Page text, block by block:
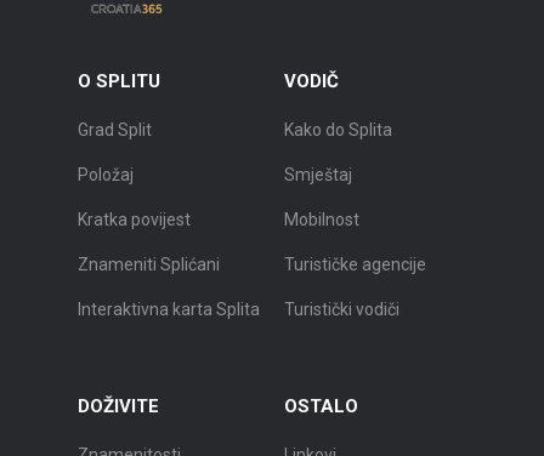
O SPLITU
Grad Split
Položaj
Kratka povijest
Znameniti Splićani
Interaktivna karta Splita
VODIČ
Kako do Splita
Smještaj
Mobilnost
Turističke agencije
Turistički vodiči
DOŽIVITE OSTALO